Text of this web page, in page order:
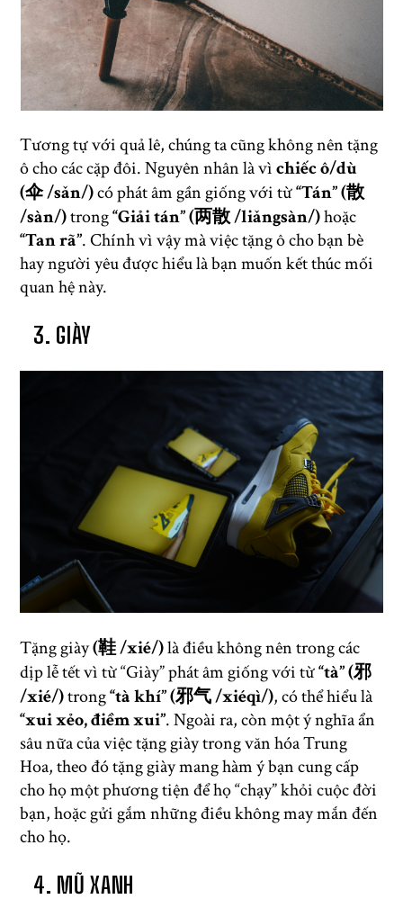
Tương tự với quả lê, chúng ta cũng không nên tặng
ô cho các cặp đôi. Nguyên nhân là vìchiếc ô/dù
(伞 /sǎn/)có phát âm gần giống với từ“Tán” (散
/sàn/)trong“Giải tán” (两散 /liǎngsàn/)hoặc
“Tan rã”. Chính vì vậy mà việc tặng ô cho bạn bè
hay người yêu được hiểu là bạn muốn kết thúc mối
quan hệ này.
3. GIÀY
Tặng giày(鞋 /xié/)là điều không nên trong các
dịp lễ tết vì từ “Giày” phát âm giống với từ“tà” (邪
/xié/)trong“tà khí” (邪气 /xiéqì/), có thể hiểu là
“xui xẻo, điềm xui”. Ngoài ra, còn một ý nghĩa ẩn
sâu nữa của việc tặng giày trong văn hóa Trung
Hoa, theo đó tặng giày mang hàm ý bạn cung cấp
cho họ một phương tiện để họ “chạy” khỏi cuộc đời
bạn, hoặc gửi gắm những điều không may mắn đến
cho họ.
4. MŨ XANH